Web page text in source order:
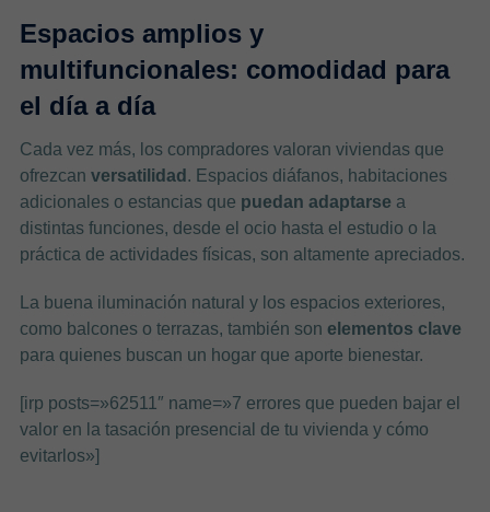
Espacios amplios y
multifuncionales: comodidad para
el día a día
Cada vez más, los compradores valoran viviendas que
ofrezcan versatilidad . Espacios diáfanos, habitaciones
adicionales o estancias que puedan adaptarse a
distintas funciones, desde el ocio hasta el estudio o la
práctica de actividades físicas, son altamente apreciados.
La buena iluminación natural y los espacios exteriores,
como balcones o terrazas, también son elementos clave
para quienes buscan un hogar que aporte bienestar.
[irp posts=»62511″ name=»7 errores que pueden bajar el
valor en la tasación presencial de tu vivienda y cómo
evitarlos»]